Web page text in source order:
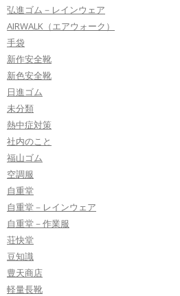
弘進ゴム－レインウェア
AIRWALK（エアウォーク）
手袋
新作安全靴
新色安全靴
日進ゴム
未分類
熱中症対策
社内のこと
福山ゴム
空調服
自重堂
自重堂－レインウェア
自重堂－作業服
荘快堂
豆知識
豊天商店
軽量長靴